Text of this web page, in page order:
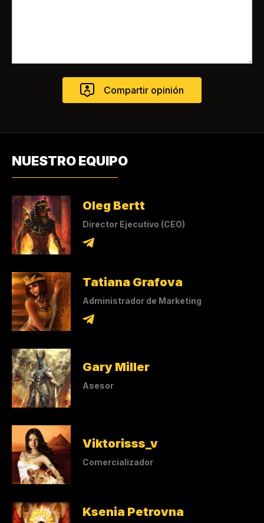
NUESTRO EQUIPO
Oleg Bertt
Director Ejecutivo (CEO)
Tatiana Grafova
Administrador de Marketing
Gary Miller
Asesor
Viktorisss_v
Comercializador
Ksenia Petrovna